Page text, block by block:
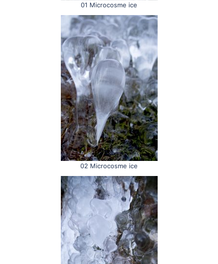
01 Microcosme ice
02 Microcosme ice